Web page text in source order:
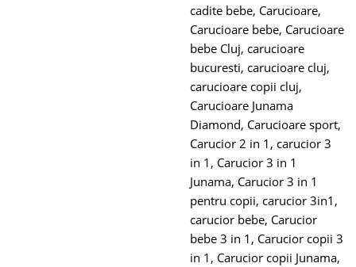
cadite bebe, Carucioare,
Carucioare bebe, Carucioare
bebe Cluj, carucioare
bucuresti, carucioare cluj,
carucioare copii cluj,
Carucioare Junama
Diamond, Carucioare sport,
Carucior 2 in 1 , carucior 3
in 1 , Carucior 3 in 1
Junama, Carucior 3 in 1
pentru copii, carucior 3in1 ,
carucior bebe, Carucior
bebe 3 in 1 , Carucior copii 3
in 1 , Carucior copii Junama,